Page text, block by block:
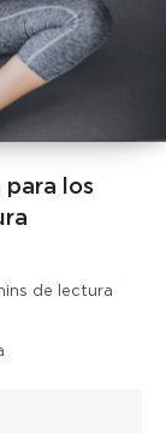
para los
de lectura